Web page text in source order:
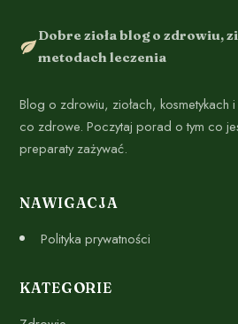
Dobre zioła blog o zdrowiu,
metodach leczenia
Blog o zdrowiu, ziołach, kosmetykach i
co zdrowe. Poczytaj porad o tym co
preparaty zażywać.
NAWIGACJA
Polityka prywatności
KATEGORIE